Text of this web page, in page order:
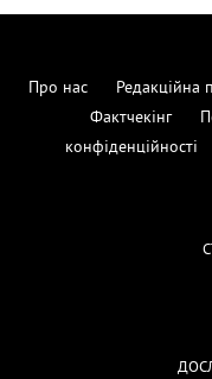
Про нас Редакційна
Фактчекінг
конфіденційності